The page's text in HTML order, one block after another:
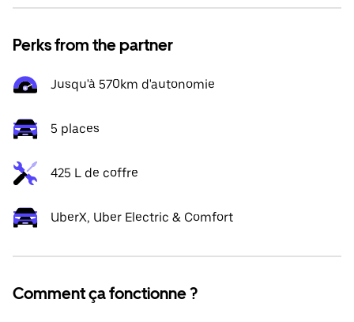
Perks from the partner
Jusqu'à 570km d'autonomie
5 places
425 L de coffre
UberX, Uber Electric & Comfort
Comment ça fonctionne ?